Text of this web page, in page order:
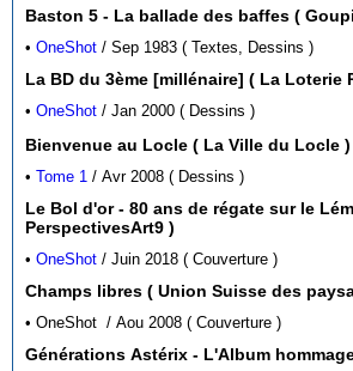
Baston 5 - La ballade des baffes (
•OneShot / Sep 1983 ( Textes, Dessins )
La BD du 3ème [millénaire]
•OneShot / Jan 2000 ( Dessins )
Bienvenue au Locle ( La Ville du Locle
•Tome 1 / Avr 2008 ( Dessins )
Le Bol d'or - 80 ans de régate sur le
PerspectivesArt9 )
•OneShot / Juin 2018 ( Couverture )
Champs libres ( Union Suisse des
• OneShot / Aou 2008 ( Couverture )
Générations Astérix - L'Album